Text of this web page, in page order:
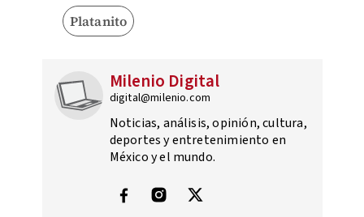
Platanito
Milenio Digital
digital@milenio.com
Noticias, análisis, opinión, cultura,
deportes y entretenimiento en
México y el mundo.